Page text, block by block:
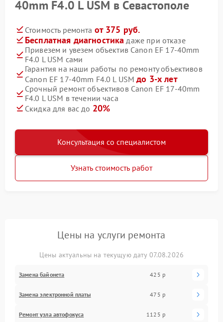
40mm F4.0 L USM в Севастополе
Стоимость ремонта от 375 руб.
Бесплатная диагностика даже при отказе
Привезем и увезем объектив Canon EF 17-40mm
F4.0 L USM сами
Гарантия на наши работы по ремонту объективов
Canon EF 17-40mm F4.0 L USMдо 3-х лет
Срочный ремонт объективов Canon EF 17-40mm
F4.0 L USM в течении часа
Скидка для вас до 20%
Консультация со специалистом
Узнать стоимость работ
Цены на услуги ремонта
Цены актуальны на текущую дату 07.08.2026
Замена байонета 425 р
Замена электронной платы 475 р
Ремонт узла автофокуса 1125 р